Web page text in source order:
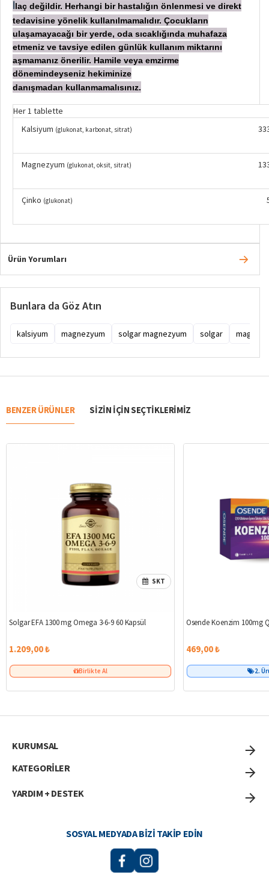
laç değildir. Herhangi bir hastalığın önlenmesi ve direkt
tedavisine yönelik kullanılmamalıdır. Çocukların
ulaşamayacağı bir yerde, oda sıcaklığında muhafaza
etmeniz ve tavsiye edilen günlük kullanım miktarını
aşmamanız önerilir. Hamile veya emzirme
dönemindeyseniz hekiminize
danışmadan kullanmamalısınız.
Her 1 tablette
Kalsiyum (glukonat, karbonat, sitrat)
Magnezyum (glukonat, oksit, sitrat)
Çinko (glukonat)
Ürün Yorumları
Bunlara da Göz Atın
kalsiyum magnezyum solgar magnezyum solgar
BENZER ÜRÜNLER SIZIN IÇIN SEÇTIKLERIMIZ
SKT
Solgar EFA 1300 mg Omega 3-6-9 60 Kapsül
1.209,00 ₺
Birlikte Al
Osende Koenzim 100mg
469,00 ₺
2.
KURUMSAL
KATEGORİLER
YARDIM + DESTEK
SOSYAL MEDYADA BIZI TAKIP EDIN